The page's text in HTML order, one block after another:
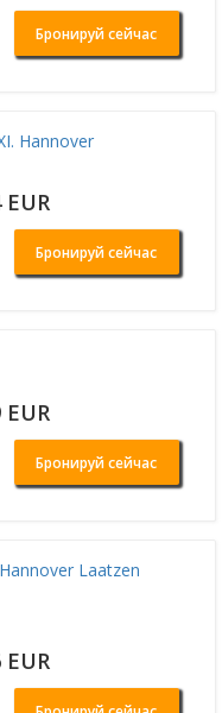
Бронируй сейчас
Hannover
Бронируй сейчас
Бронируй сейчас
Laatzen